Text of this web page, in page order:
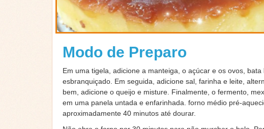
Modo de Preparo
Em uma tigela, adicione a manteiga, o açúcar e os ovos, bata
esbranquiçado. Em seguida, adicione sal, farinha e leite,
bem, adicione o queijo e misture. Finalmente, o fermento,
em uma panela untada e enfarinhada. forno médio pré-
aproximadamente 40 minutos até dourar.